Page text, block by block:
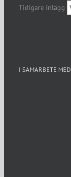
Tidigare inlägg
I SAMARBETE MED